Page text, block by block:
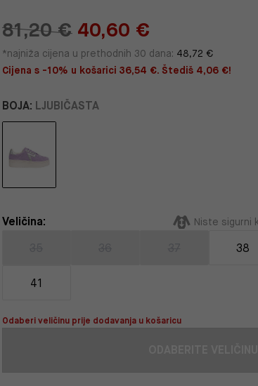
81,20 € 40,60 €
*najniža cijena u prethodnih 30 dana: 48,72 €
Cijena s -10% u košarici 36,54 €. Štediš 4,06 €!
BOJA: LJUBIČASTA
Veličina: Niste sigurni
38
41
Odaberi veličinu prije dodavanja u košaricu